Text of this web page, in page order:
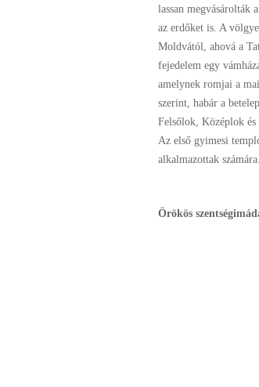
lassan megvásárolták
az erdőket is. A
Moldvától, ahová a
fejedelem egy
amelynek romjai a
szerint, habár a
Felsőlok, Középlok és
Az első gyimesi
alkalmazottak
Örökös